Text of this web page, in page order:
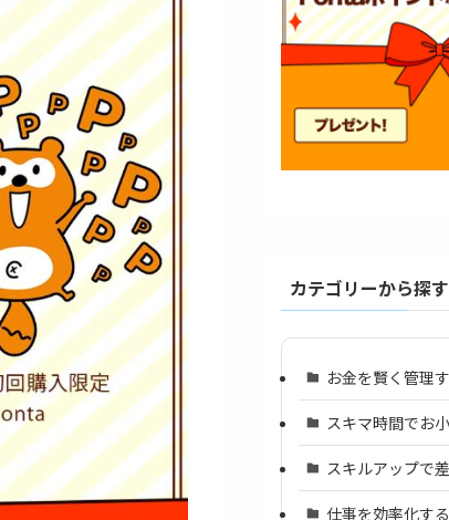
カテゴリーから探す
お金を賢く管理
スキマ時間でお
スキルアップで
仕事を効率化する